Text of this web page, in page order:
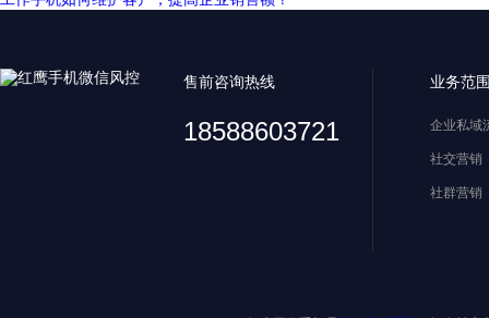
售前咨询热线
18588603721
业务范
企业私域
社交营销
社群营销